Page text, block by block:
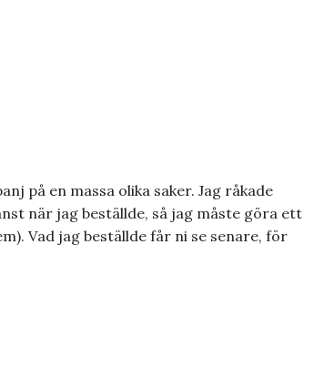
på en massa olika saker. Jag råkade
när jag beställde, så jag måste göra ett
Vad jag beställde får ni se senare, för